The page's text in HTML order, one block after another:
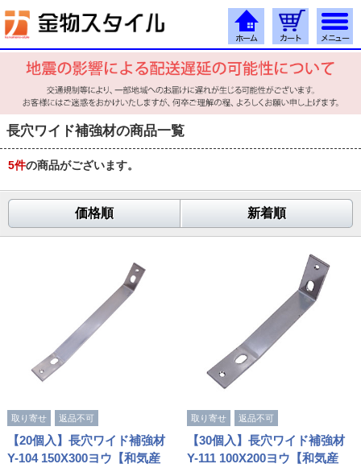
長穴ワイド補強材の商品一覧
5件の商品がございます。
価格順 新着順
取り寄せ 返品不可
【20個入】長穴ワイド補強材
Y-104 150X300ヨウ【和気産
取り寄せ 返品不可
【30個入】長穴ワイド補強材
Y-111 100X200ヨウ【和気産